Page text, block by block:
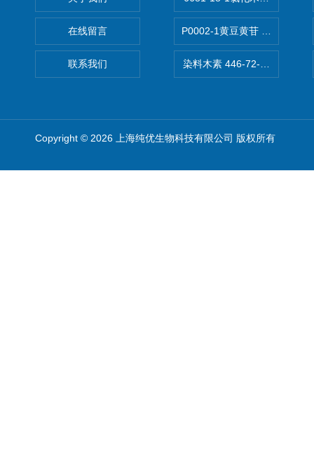
在线留言
联系我们
P0002-1黄豆黄苷 40246-10-
染料木素 446-72-0
Copyright © 2026 上海纯优生物科技有限公司 版权所有